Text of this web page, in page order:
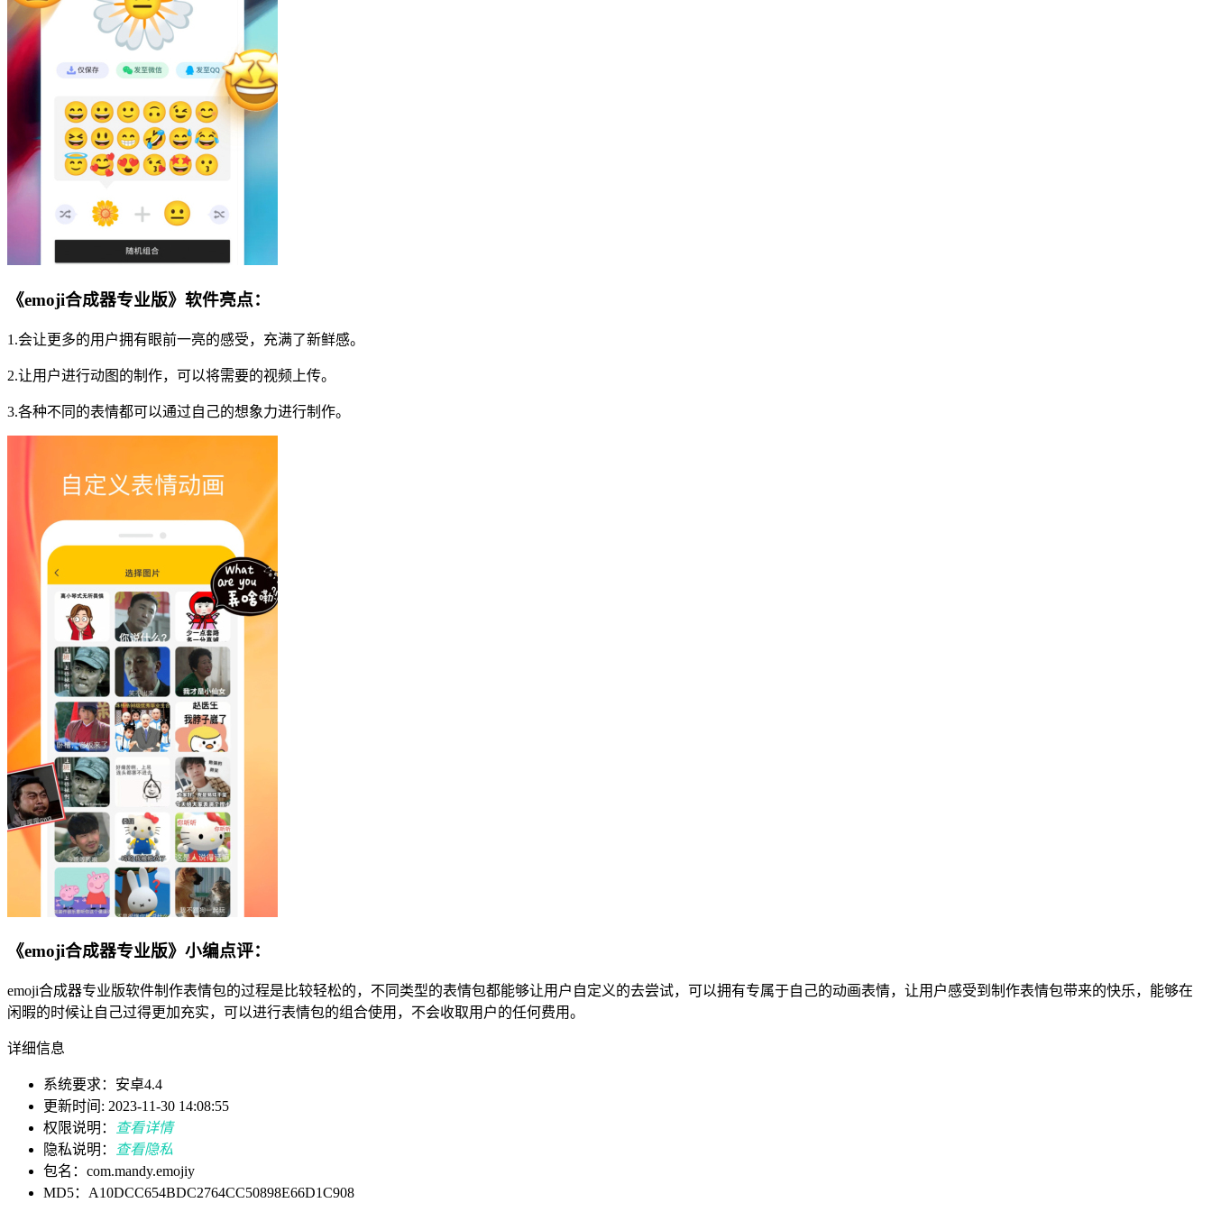
《emoji合成器专业版》软件亮点：
1.会让更多的用户拥有眼前一亮的感受，充满了新鲜感。
2.让用户进行动图的制作，可以将需要的视频上传。
3.各种不同的表情都可以通过自己的想象力进行制作。
《emoji合成器专业版》小编点评：
emoji合成器专业版软件制作表情包的过程是比较轻松的，不同类型的表情包都能够让用户自定义的去尝试，可以拥有专属于自己的动画表情，让用户感受到制作表情包带来的快乐，能够在
闲暇的时候让自己过得更加充实，可以进行表情包的组合使用，不会收取用户的任何费用。
详细信息
系统要求：安卓4.4
更新时间: 2023-11-30 14:08:55
权限说明：
查看详情
隐私说明：
查看隐私
包名：com.mandy.emojiy
MD5：A10DCC654BDC2764CC50898E66D1C908